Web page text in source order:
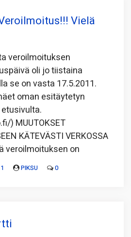
Vielä
veroilmoituksen
oli jo tiistaina
se on vasta 17.5.2011.
oman esitäytetyn
) MUUTOKSET
KÄTEVÄSTI VERKOSSA
veroilmoituksen on
PIKSU 0